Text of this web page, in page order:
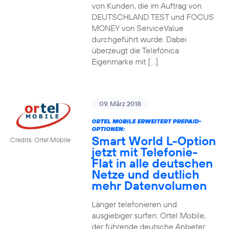
von Kunden, die im Auftrag von
DEUTSCHLAND TEST und FOCUS
MONEY von ServiceValue
durchgeführt wurde. Dabei
überzeugt die Telefónica
Eigenmarke mit […]
Credits: Ortel Mobile
09. März 2018
ORTEL MOBILE ERWEITERT PREPAID-
OPTIONEN:
Smart World L-Option
jetzt mit Telefonie-
Flat in alle deutschen
Netze und deutlich
mehr Datenvolumen
Länger telefonieren und
ausgiebiger surfen: Ortel Mobile,
der führende deutsche Anbieter